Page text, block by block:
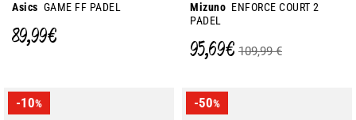
Asics GAME FF PADEL
89,99 €
Mizuno ENFORCE COURT 2
PADEL
95,69 € 109,99 €
-10% -50%